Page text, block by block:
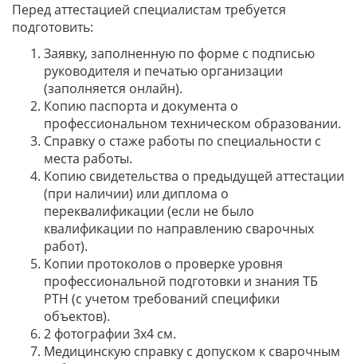
Перед аттестацией специалистам требуется
подготовить:
Заявку, заполненную по форме с подписью
руководителя и печатью организации
(заполняется онлайн).
Копию паспорта и документа о
профессиональном техническом образовании.
Справку о стаже работы по специальности с
места работы.
Копию свидетельства о предыдущей аттестации
(при наличии) или диплома о
переквалификации (если не было
квалификации по направлению сварочных
работ).
Копии протоколов о проверке уровня
профессиональной подготовки и знания ТБ
РТН (с учетом требований специфики
объектов).
2 фотографии 3х4 см.
Медицинскую справку с допуском к сварочным